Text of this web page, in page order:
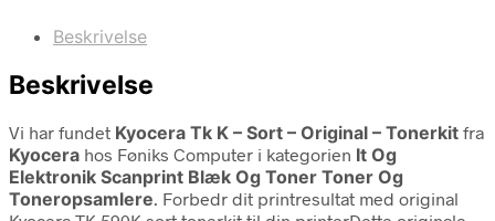
Beskrivelse
Beskrivelse
Vi har fundet Kyocera Tk K – Sort – Original – Tonerkit fra
Kyocera hos Føniks Computer i kategorien It Og
Elektronik Scanprint Blæk Og Toner Toner Og
Toneropsamlere. Forbedr dit printresultat med original